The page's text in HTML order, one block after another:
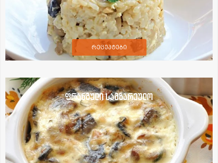
რეცეპტები
ფრანგული სამზარეულო